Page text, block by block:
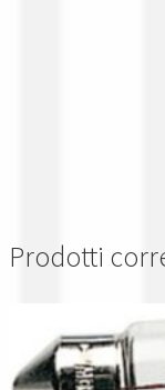
Prodotti